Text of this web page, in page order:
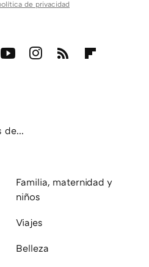
de privacidad
de...
Familia, maternidad y
niños
Viajes
Belleza